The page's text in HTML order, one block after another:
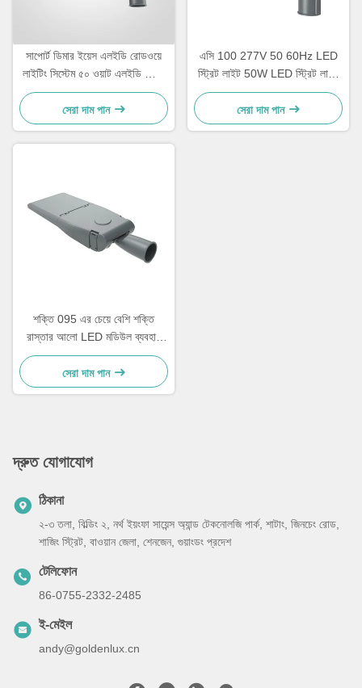
সাপোর্ট ডিমার ইয়েস এলইডি রোডওয়ে
লাইটিং সিস্টেম ৫০ ওয়াট এলইডি স্ট্রিট
লাইট স্ট্রিট ল্যাম্প সহজ ইনস্টলেশন এবং
রক্ষণাবেক্ষণ সহ
সেরা দাম পান
এসি 100 277V 50 60Hz LED
স্ট্রিট লাইট 50W LED স্ট্রিট লাইট
অফার 150LPW দক্ষতা শহুরে রাস্তার
আলো জন্য নিখুঁত
সেরা দাম পান
শক্তি 095 এর চেয়ে বেশি শক্তি
রাস্তার আলো LED মডিউল ব্যবহার
রাস্তার আলো শক্তি খরচ এবং আলো
অপ্টিমাইজ করার জন্য
সেরা দাম পান
দ্রুত যোগাযোগ
ঠিকানা
২-৩ তলা, বিল্ডিং ২, নর্থ ইয়ংফা সায়েন্স অ্যান্ড টেকনোলজি পার্ক, শাটাং, জিনচেং রোড,
শাজিং স্ট্রিট, বাওয়ান জেলা, শেনজেন, গুয়াংডং প্রদেশ
টেলিফোন
86-0755-2332-2485
ই-মেইল
andy@goldenlux.cn